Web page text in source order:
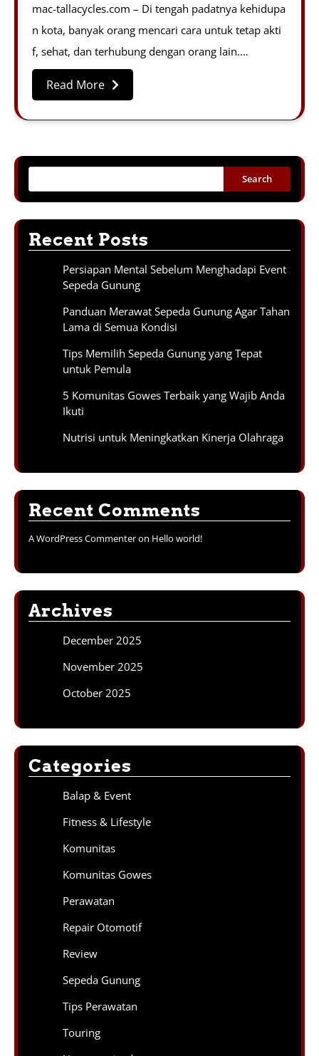
mac-tallacycles.com – Di tengah padatnya kehidupa
n kota, banyak orang mencari cara untuk tetap akti
f, sehat, dan terhubung dengan orang lain.…
Read More
Search
Recent Posts
Persiapan Mental Sebelum Menghadapi Event
Sepeda Gunung
Panduan Merawat Sepeda Gunung Agar Tahan
Lama di Semua Kondisi
Tips Memilih Sepeda Gunung yang Tepat
untuk Pemula
5 Komunitas Gowes Terbaik yang Wajib Anda
Ikuti
Nutrisi untuk Meningkatkan Kinerja Olahraga
Recent Comments
A WordPress Commenteron Hello world!
Archives
December 2025
November 2025
October 2025
Categories
Balap & Event
Fitness & Lifestyle
Komunitas
Komunitas Gowes
Perawatan
Repair Otomotif
Review
Sepeda Gunung
Tips Perawatan
Touring